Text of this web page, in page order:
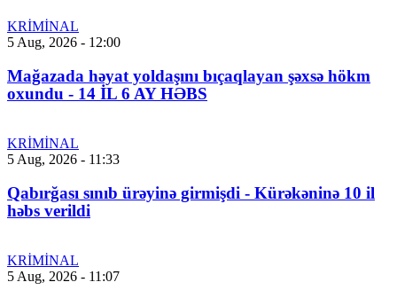
KRİMİNAL
5 Aug, 2026 - 12:00
Mağazada həyat yoldaşını bıçaqlayan şəxsə hökm
oxundu - 14 İL 6 AY HƏBS
KRİMİNAL
5 Aug, 2026 - 11:33
Qabırğası sınıb ürəyinə girmişdi - Kürəkəninə 10 il
həbs verildi
KRİMİNAL
5 Aug, 2026 - 11:07